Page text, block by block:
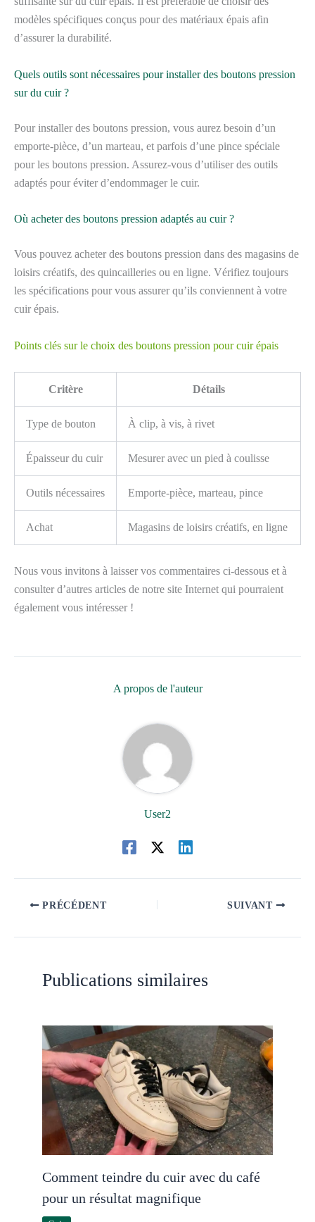
modèles spécifiques conçus pour des matériaux épais afin
d’assurer la durabilité.
Quels outils sont nécessaires pour installer des boutons pression
sur du cuir ?
Pour installer des boutons pression, vous aurez besoin d’un
emporte-pièce, d’un marteau, et parfois d’une pince spéciale
pour les boutons pression. Assurez-vous d’utiliser des outils
adaptés pour éviter d’endommager le cuir.
Où acheter des boutons pression adaptés au cuir ?
Vous pouvez acheter des boutons pression dans des magasins de
loisirs créatifs, des quincailleries ou en ligne. Vérifiez toujours
les spécifications pour vous assurer qu’ils conviennent à votre
cuir épais.
Points clés sur le choix des boutons pression pour cuir épais
Critère Détails
Type de bouton À clip, à vis, à rivet
Épaisseur du cuir Mesurer avec un pied à coulisse
Outils nécessaires Emporte-pièce, marteau, pince
Achat Magasins de loisirs créatifs, en ligne
Nous vous invitons à laisser vos commentaires ci-dessous et à
consulter d’autres articles de notre site Internet qui pourraient
également vous intéresser !
A propos de l'auteur
User2
PRÉCÉDENT SUIVANT
Publications similaires
Comment teindre du cuir avec du café
pour un résultat magnifique